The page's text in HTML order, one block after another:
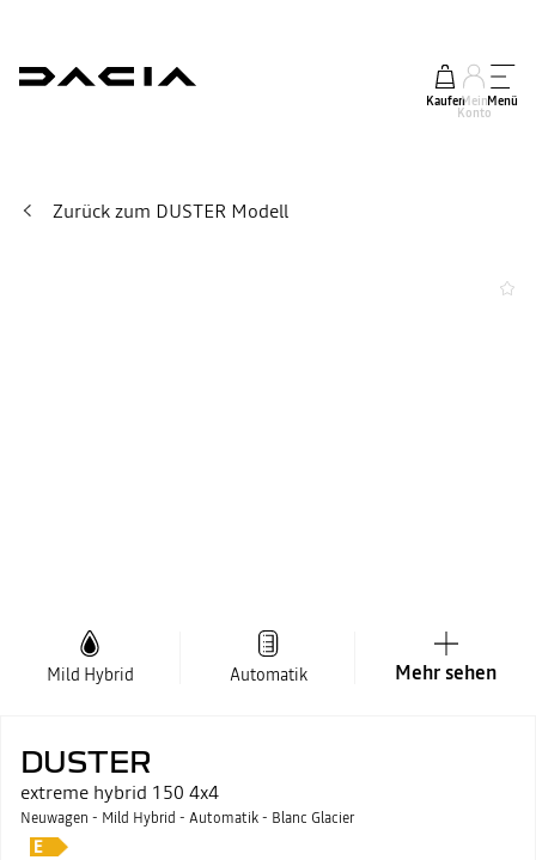
KaufenMein
Konto
Menü
Zurück zum DUSTER Modell
Mild Hybrid Automatik Mehr sehen
DUSTER
extreme hybrid 150 4x4
Neuwagen - Mild Hybrid - Automatik - Blanc Glacier